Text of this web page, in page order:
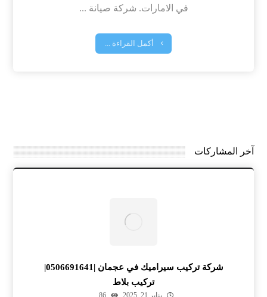
في الامارات. شركة صيانة ...
أكمل القراءة ...
آخر المشاركات
شركة تركيب سيراميك في عجمان |0506691641|
تركيب بلاط
يناير 21, 2025 86